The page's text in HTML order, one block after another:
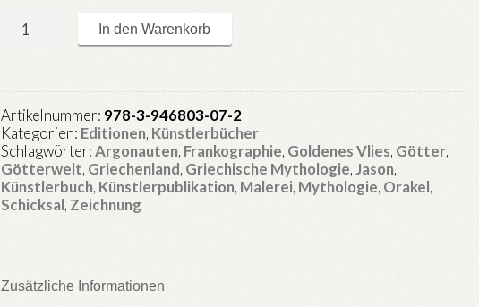
Griechische
Menge
In den Warenkorb
Artikelnummer: 978-3-946803-07-2
Kategorien: Editionen, Künstlerbücher
Schlagwörter:Argonauten, Frankographie, Goldenes Vlies, Götter,
Götterwelt, Griechenland, Griechische Mythologie,Jason,
Künstlerbuch, Künstlerpublikation, Malerei, Mythologie, Orakel,
Schicksal, Zeichnung
Zusätzliche Informationen